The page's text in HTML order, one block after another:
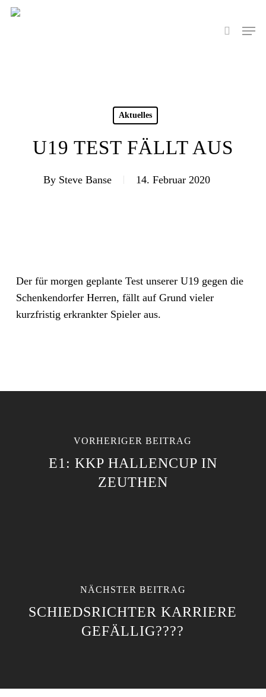
Skip
search
Menu
Aktuelles
U19 TEST FÄLLT AUS
By Steve Banse 14. Februar 2020
Der für morgen geplante Test unserer U19 gegen die
Schenkendorfer Herren, fällt auf Grund vieler
kurzfristig erkrankter Spieler aus.
VORHERIGER BEITRAG
E1: KKP HALLENCUP IN
ZEUTHEN
NÄCHSTER BEITRAG
SCHIEDSRICHTER KARRIERE
GEFÄLLIG????